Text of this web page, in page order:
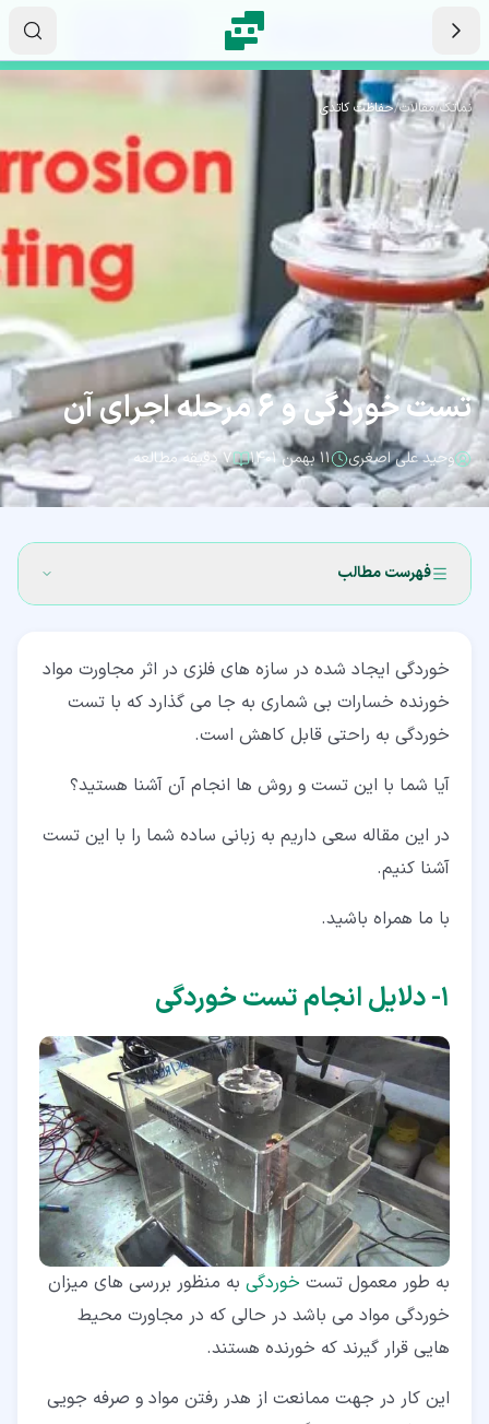
نماتک/مقالات/حفاظت کاتدی
تست خوردگی و 6 مرحله اجرای آن
وحید علی اصغری ۱۱ بهمن ۱۴۰۱ ۷ دقیقه مطالعه
فهرست مطالب
۲‏- دسته بندی آزمایش های خوردگی
۳‏- بررسی مواد در تست خوردگی
۴‏- آماده کردن سطحی مواد در آزمایش خوردگی
۶‏- نقش زمان در تست های خوردگی
خوردگی ایجاد شده در سازه های فلزی در اثر مجاورت مواد
خورنده خسارات بی شماری به جا می گذارد که با تست
خوردگی به راحتی قابل کاهش است.
آیا شما با این تست و روش ها انجام آن آشنا هستید؟
در این مقاله سعی داریم به زبانی ساده شما را با این تست
آشنا کنیم.
با ما همراه باشید.
۱‏- دلایل انجام تست خوردگی
به طور معمول تست خوردگی به منظور بررسی های میزان
خوردگی مواد می باشد در حالی که در مجاورت محیط
هایی قرار گیرند که خورنده هستند.
این کار در جهت ممانعت از هدر رفتن مواد و صرفه جویی